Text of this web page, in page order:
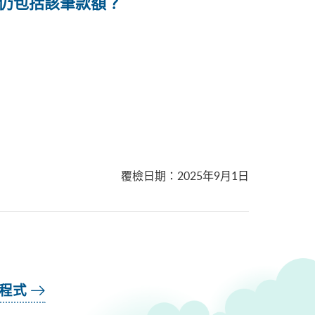
包括該筆款額？
覆檢日期 ： 2025年9月1日
式